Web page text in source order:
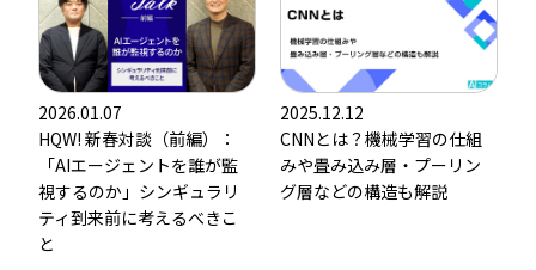
2026.01.07
HQW! 新春対談（前編）：
「AIエージェントを誰が監
視するのか」――シンギュラリ
ティ到来前に考えるべきこ
と
2025.12.12
CNNとは？機械学習の仕組
みや畳み込み層・プーリン
グ層などの構造も解説